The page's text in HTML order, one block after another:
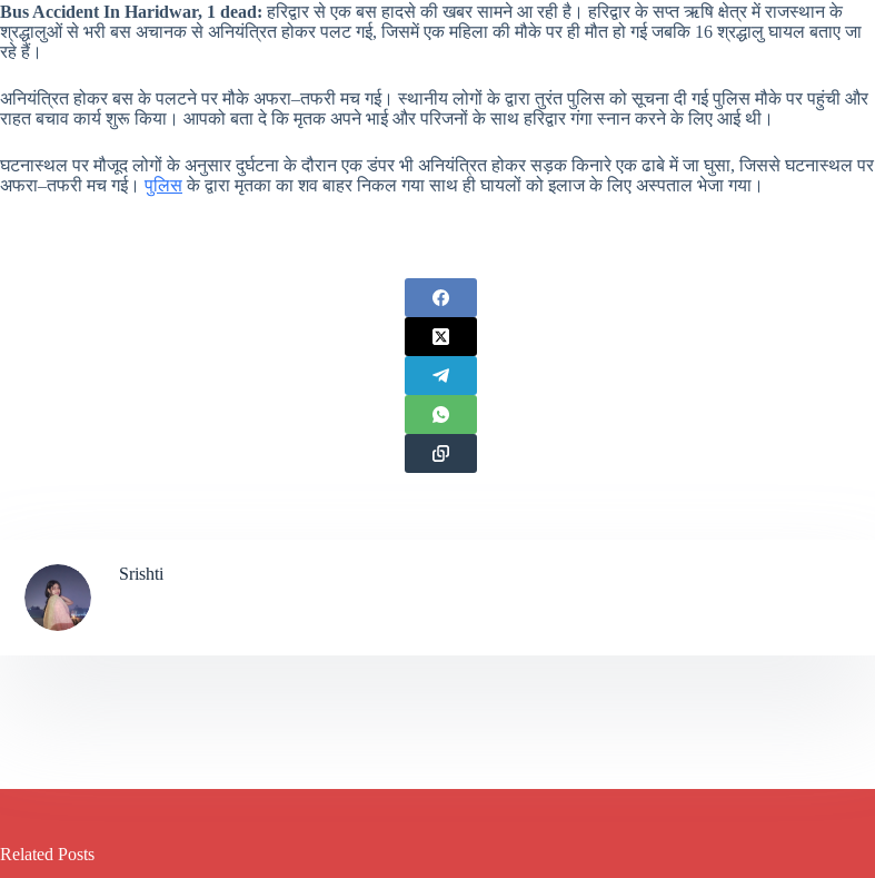
Bus Accident In Haridwar, 1 dead: हरिद्वार से एक बस हादसे की खबर सामने आ रही है। हरिद्वार के सप्त ऋषि क्षेत्र में राजस्थान के
श्रद्धालुओं से भरी बस अचानक से अनियंत्रित होकर पलट गई, जिसमें एक महिला की मौके पर ही मौत हो गई जबकि 16 श्रद्धालु घायल बताए जा
रहे हैं।
अनियंत्रित होकर बस के पलटने पर मौके अफरा–तफरी मच गई। स्थानीय लोगों के द्वारा तुरंत पुलिस को सूचना दी गई पुलिस मौके पर पहुंची और
राहत बचाव कार्य शुरू किया। आपको बता दे कि मृतक अपने भाई और परिजनों के साथ हरिद्वार गंगा स्नान करने के लिए आई थी।
घटनास्थल पर मौजूद लोगों के अनुसार दुर्घटना के दौरान एक डंपर भी अनियंत्रित होकर सड़क किनारे एक ढाबे में जा घुसा, जिससे घटनास्थल पर
अफरा–तफरी मच गई।पुलिसके द्वारा मृतका का शव बाहर निकल गया साथ ही घायलों को इलाज के लिए अस्पताल भेजा गया।
Srishti
Related Posts